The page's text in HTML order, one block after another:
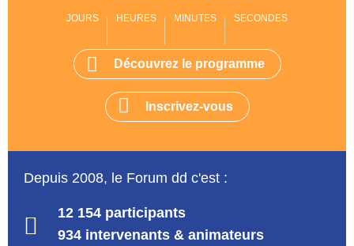
JOURS HEURES MINUTES SECONDES
Découvrez le programme
Inscrivez-vous
Depuis 2008, le Forum dd c'est :
12 154 participants
934 intervenants & animateurs